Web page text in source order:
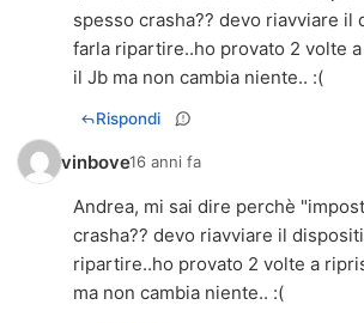
spesso crasha?? devo riavviare il
farla ripartire..ho provato 2 volte
il Jb ma non cambia niente.. :(
Rispondi
vinbove16 anni fa
Andrea, mi sai dire perchè
crasha?? devo riavviare il
ripartire..ho provato 2 volte a
ma non cambia niente.. :(